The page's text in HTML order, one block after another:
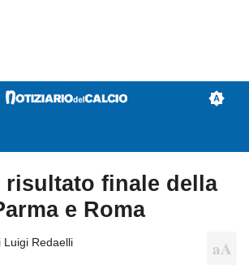
risultato finale della
e Roma
Luigi Redaelli